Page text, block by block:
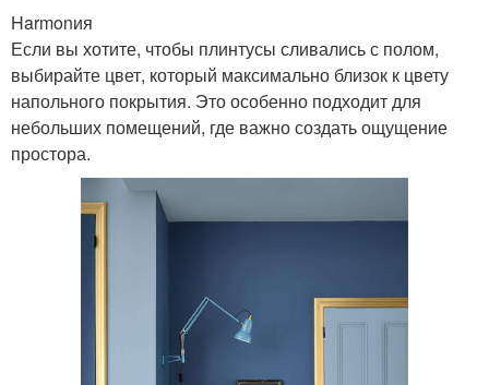
Harmonия
Если вы хотите, чтобы плинтусы сливались с полом,
выбирайте цвет, который максимально близок к цвету
напольного покрытия. Это особенно подходит для
небольших помещений, где важно создать ощущение
простора.